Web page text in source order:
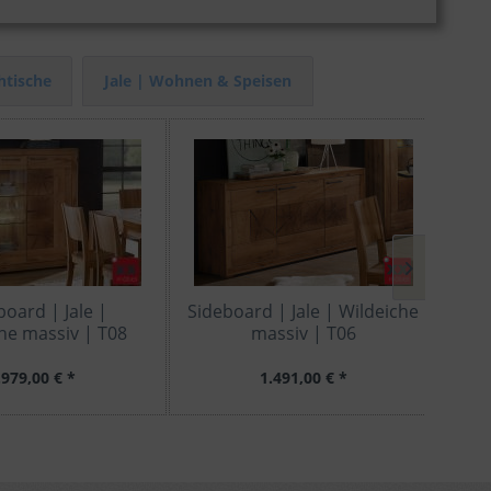
Jale | Wohnen & Speisen
| Jale |
massiv | T08
€ *
Sideboard | Jale | Wildeiche
massiv | T06
1.491,00 € *